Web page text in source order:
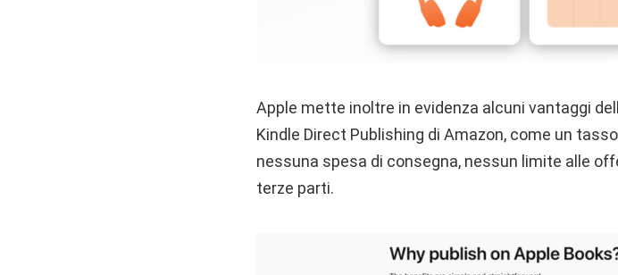
Apple mette inoltre in evidenza alcuni vantaggi
Kindle Direct Publishing di Amazon, come un
nessuna spesa di consegna, nessun limite alle
terze parti.